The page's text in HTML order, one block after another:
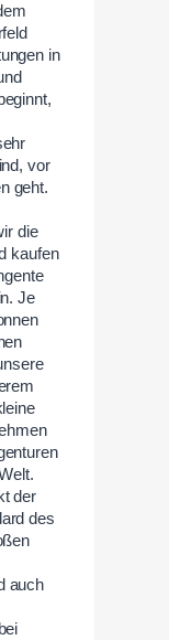
in
vor
geht.
die
kaufen
Je
der
des
auch